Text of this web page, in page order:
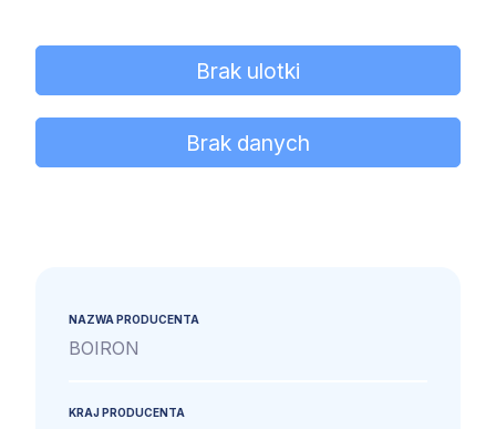
Brak ulotki
Brak danych
NAZWA PRODUCENTA
BOIRON
KRAJ PRODUCENTA